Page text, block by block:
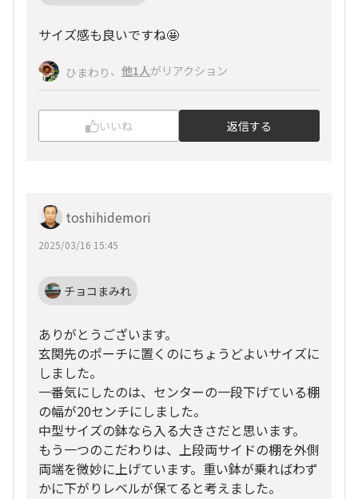
サイズ感も良いですね🤩
ひまわり 、 他1人がリアクション
いいね 返信する
toshihidemori
2025/03/16 15:45
チョコまみれ
ありがとうございます。
玄関先のポーチに置くのにちょうどよいサイズに
しました。
一番気にしたのは、センターの一段下げている棚
の幅が20センチにしました。
中型サイズの鉢なら入る大きさだと思います。
もう一つのこだわりは、上段両サイドの棚を外側
両端を微妙に上げています。重い鉢が乗ればわず
かに下がりレベルが保てると考えました。